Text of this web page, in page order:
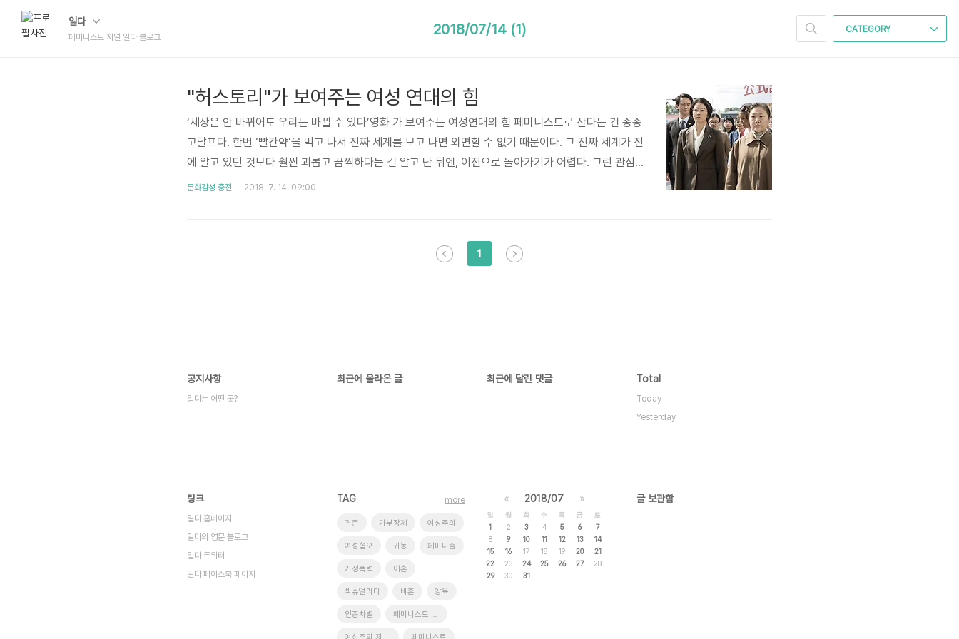
일다
페미니스트 저널 일다 블로그
CATEGORY
2018/07/14 (1)
"허스토리"가 보여주는 여성 연대의 힘
‘세상은 안 바뀌어도 우리는 바뀔 수 있다’영화 가 보여주는 여성연대의 힘 페미니스트로 산다는 건 종종
고달프다. 한번 ‘빨간약’을 먹고 나서 진짜 세계를 보고 나면 외면할 수 없기 때문이다. 그 진짜 세계가 전
에 알고 있던 것보다 훨씬 괴롭고 끔찍하다는 걸 알고 난 뒤엔, 이전으로 돌아가기가 어렵다. 그런 관점에
서 일본군 ‘위안부’ 이슈는 빨간약을 먹고 나면 굉장히 아프게 다가오는 사실 중 하나다. 학교에서나 언론
일본군 위안부였다)이 어떤 의미였는지 와 닿고, ‘위안부’ 할머니들이 지속적으로 요구..
문화감성 충전 2018. 7. 14. 09:00
1
공지사항
일다는 어떤 곳?
최근에 올라온 글 최근에 달린 댓글 Total
Today
Yesterday
링크
일다 홈페이지
일다의 영문 블로그
일다 트위터
일다 페이스북 페이지
TAG
귀촌 가부장제 여성주의
여성혐오 귀농 페미니즘
가정폭력 이혼
섹슈얼리티 비혼 양육
인종차별 페미니스트 저널 일다
more « 2018/07 »
일 월 화 수 목 금
토
1
2 3 4 5 6
7
8
9 10 11 12 13
14
15
16 17 18 19 20
21
22
23 24 25 26 27
28
29
30 31
글 보관함